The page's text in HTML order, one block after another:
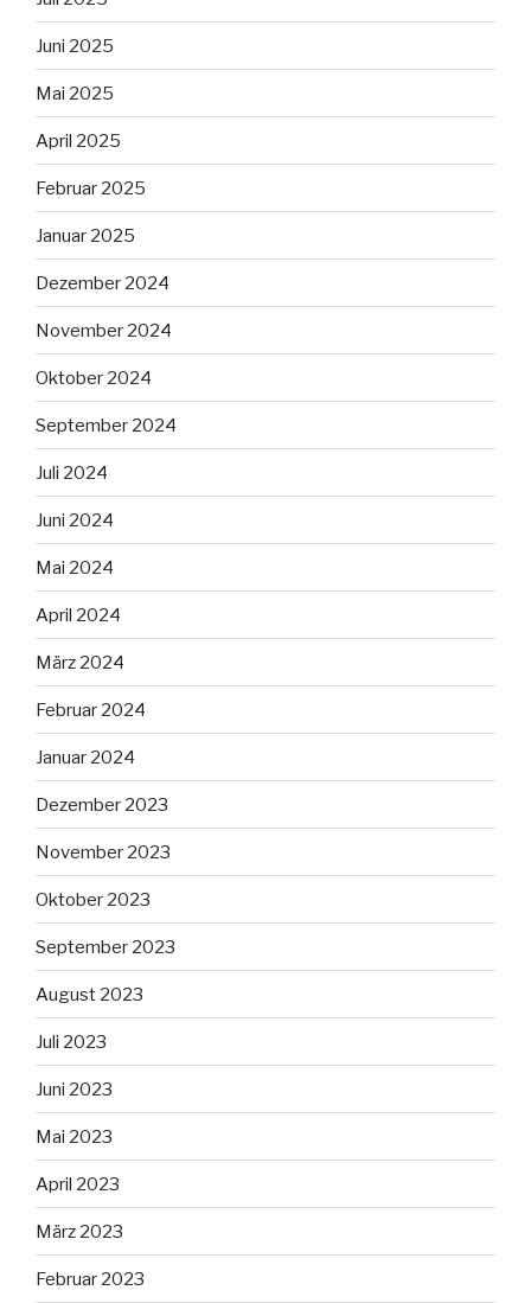
Juni 2025
Mai 2025
April 2025
Februar 2025
Januar 2025
Dezember 2024
November 2024
Oktober 2024
September 2024
Juli 2024
Juni 2024
Mai 2024
April 2024
März 2024
Februar 2024
Januar 2024
Dezember 2023
November 2023
Oktober 2023
September 2023
August 2023
Juli 2023
Juni 2023
Mai 2023
April 2023
März 2023
Februar 2023